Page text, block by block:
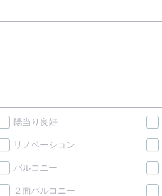
陽当り良好
リノベーション
バルコニー
２面バルコニー